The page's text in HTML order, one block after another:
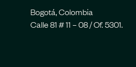
Bogotá, Colombia
Calle 81 # 11 – 08 / Of. 5301.